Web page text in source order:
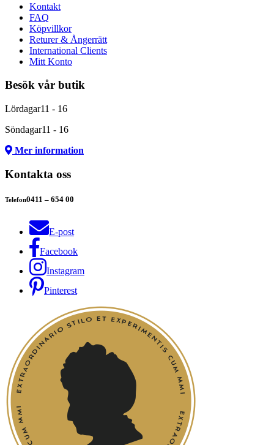
Kontakt
FAQ
Köpvillkor
Returer & Ångerrätt
International Clients
Mitt Konto
Besök vår butik
Lördagar11 - 16
Söndagar11 - 16
Mer information
Kontakta oss
Telefon0411 – 654 00
E-post
Facebook
Instagram
Pinterest